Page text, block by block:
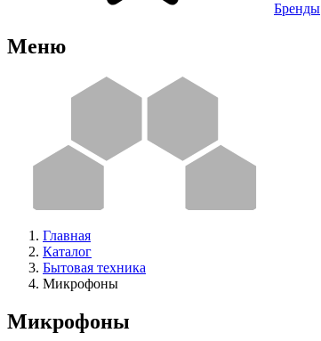
Бренды
Меню
Главная
Каталог
Бытовая техника
Микрофоны
Микрофоны